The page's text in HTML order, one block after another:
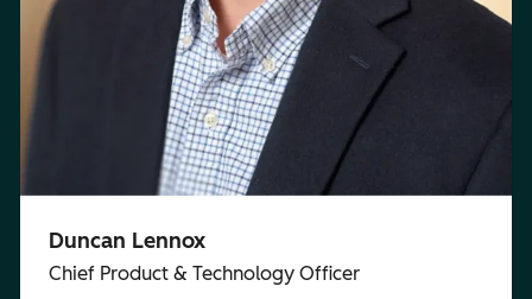
Duncan Lennox
Chief Product & Technology Officer